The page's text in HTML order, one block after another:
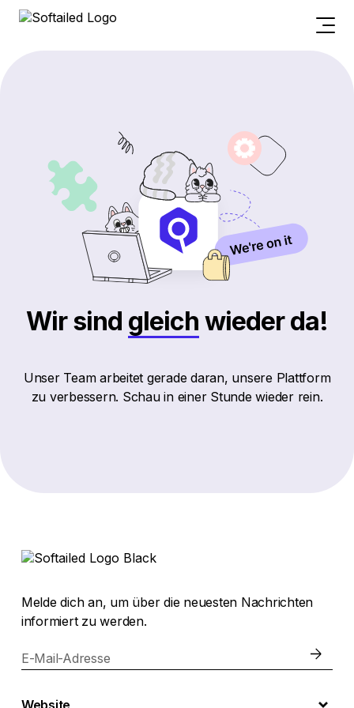
Wir sind gleich wieder da!
Unser Team arbeitet gerade daran, unsere Plattform
zu verbessern. Schau in einer Stunde wieder rein.
Melde dich an, um über die neuesten Nachrichten
informiert zu werden.
E-Mail-Adresse
Website